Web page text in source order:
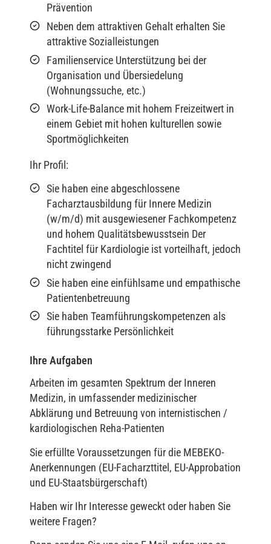
Prävention
Neben dem attraktiven Gehalt erhalten Sie
attraktive Sozialleistungen
Familienservice Unterstützung bei der
Organisation und Übersiedelung
(Wohnungssuche, etc.)
Work-Life-Balance mit hohem Freizeitwert in
einem Gebiet mit hohen kulturellen sowie
Sportmöglichkeiten
Ihr Profil:
Sie haben eine abgeschlossene
Facharztausbildung für Innere Medizin
(w/m/d) mit ausgewiesener Fachkompetenz
und hohem Qualitätsbewusstsein Der
Fachtitel für Kardiologie ist vorteilhaft, jedoch
nicht zwingend
Sie haben eine einfühlsame und empathische
Patientenbetreuung
Sie haben Teamführungskompetenzen als
führungsstarke Persönlichkeit
Ihre Aufgaben
Arbeiten im gesamten Spektrum der Inneren
Medizin, in umfassender medizinischer
Abklärung und Betreuung von internistischen /
kardiologischen Reha-Patienten
Sie erfüllte Voraussetzungen für die MEBEKO-
Anerkennungen (EU-Facharzttitel, EU-Approbation
und EU-Staatsbürgerschaft)
Haben wir Ihr Interesse geweckt oder haben Sie
weitere Fragen?